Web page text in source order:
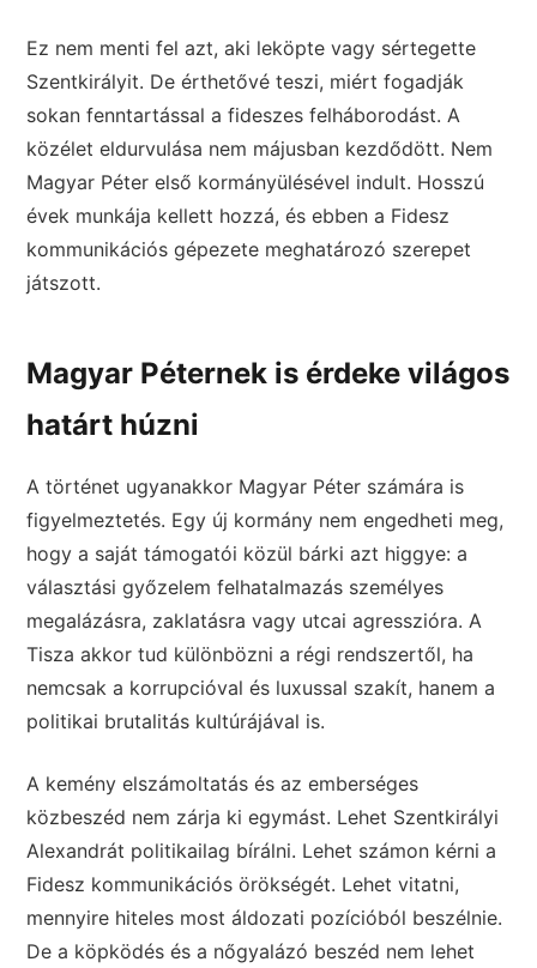
Ez nem menti fel azt, aki leköpte vagy sértegette
Szentkirályit. De érthetővé teszi, miért fogadják
sokan fenntartással a fideszes felháborodást. A
közélet eldurvulása nem májusban kezdődött. Nem
Magyar Péter első kormányülésével indult. Hosszú
évek munkája kellett hozzá, és ebben a Fidesz
kommunikációs gépezete meghatározó szerepet
játszott.
Magyar Péternek is érdeke világos
határt húzni
A történet ugyanakkor Magyar Péter számára is
figyelmeztetés. Egy új kormány nem engedheti meg,
hogy a saját támogatói közül bárki azt higgye: a
választási győzelem felhatalmazás személyes
megalázásra, zaklatásra vagy utcai agresszióra. A
Tisza akkor tud különbözni a régi rendszertől, ha
nemcsak a korrupcióval és luxussal szakít, hanem a
politikai brutalitás kultúrájával is.
A kemény elszámoltatás és az emberséges
közbeszéd nem zárja ki egymást. Lehet Szentkirályi
Alexandrát politikailag bírálni. Lehet számon kérni a
Fidesz kommunikációs örökségét. Lehet vitatni,
mennyire hiteles most áldozati pozícióból beszélnie.
De a köpködés és a nőgyalázó beszéd nem lehet